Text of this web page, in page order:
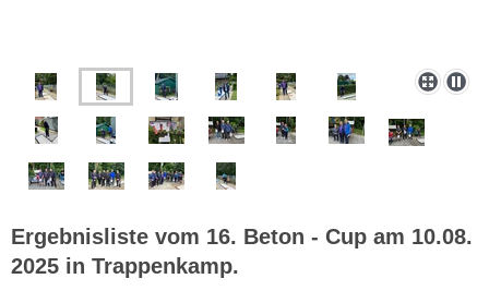
Ergebnisliste vom 16. Beton - Cup am 10.08.
2025 in Trappenkamp.